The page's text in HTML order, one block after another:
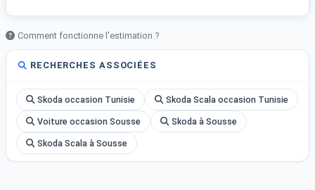
Entretien 100% suivi chez Škoda Gremda Sfax (historique et
factures disponibles)
Tous les entretiens réalisés régulièrement sur 5 ans
Véhicule propre, bien entretenu, aucun frais à prévoir
Comment fonctionne l'estimation ?
RECHERCHES ASSOCIÉES
Skoda occasion Tunisie Skoda Scala occasion Tunisie
Voiture occasion Sousse Skoda à Sousse
Skoda Scala à Sousse